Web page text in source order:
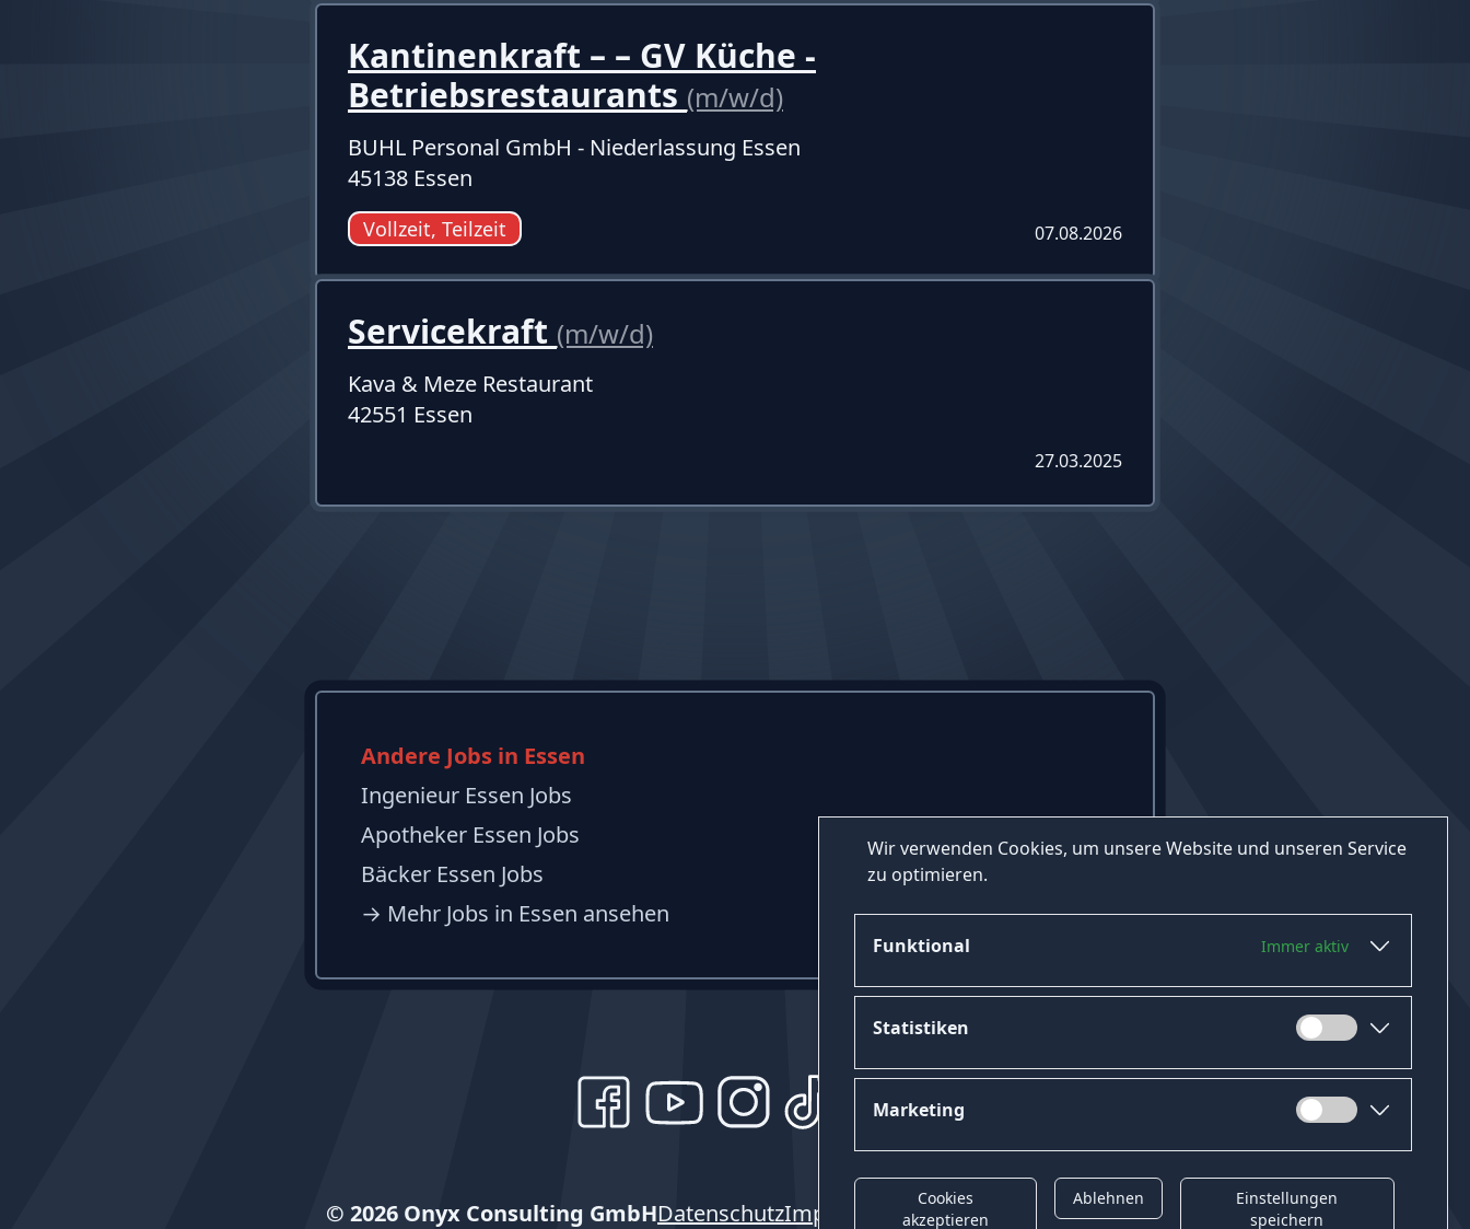
Wir verwenden Cookies, um unsere Website und unseren Service
zu optimieren.
Funktional Immer aktiv
Statistiken
Marketing
Cookies
akzeptieren
Ablehnen
Einstellungen
speichern
Kantinenkraft – – GV Küche -
Betriebsrestaurants (m/w/d)
BUHL Personal GmbH - Niederlassung Essen
45138 Essen
Vollzeit, Teilzeit 07.08.2026
Servicekraft (m/w/d)
Kava & Meze Restaurant
42551 Essen
27.03.2025
Andere Jobs in Essen
Ingenieur Essen Jobs
Apotheker Essen Jobs
Bäcker Essen Jobs
→ Mehr Jobs in Essen ansehen
DatenschutzImpressum KontaktGender-Hinweis
© 2026 Onyx Consulting GmbH